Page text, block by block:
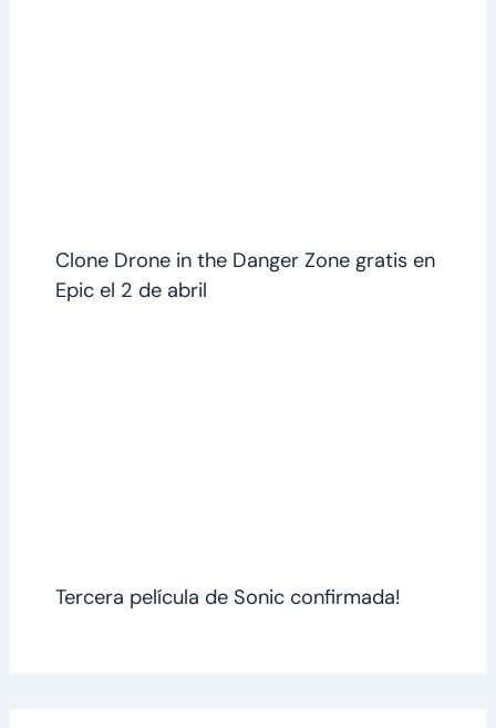
Clone Drone in the Danger Zone gratis en
Epic el 2 de abril
Tercera película de Sonic confirmada!